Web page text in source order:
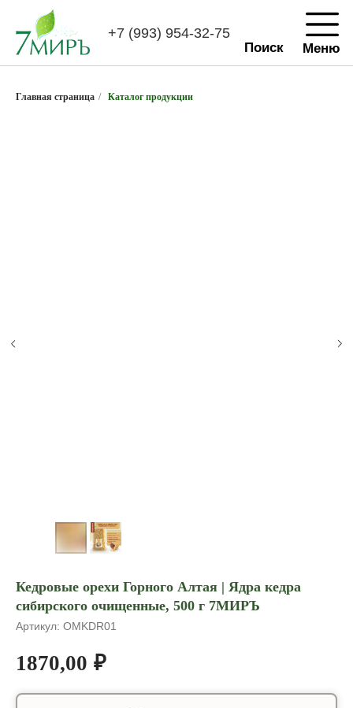
Меню
Поиск
Главная страница / Каталог продукции
Кедровые орехи Горного Алтая | Ядра кедра
сибирского очищенные, 500 г 7МИРЪ
Артикул: OMKDR01
1870,00 ₽